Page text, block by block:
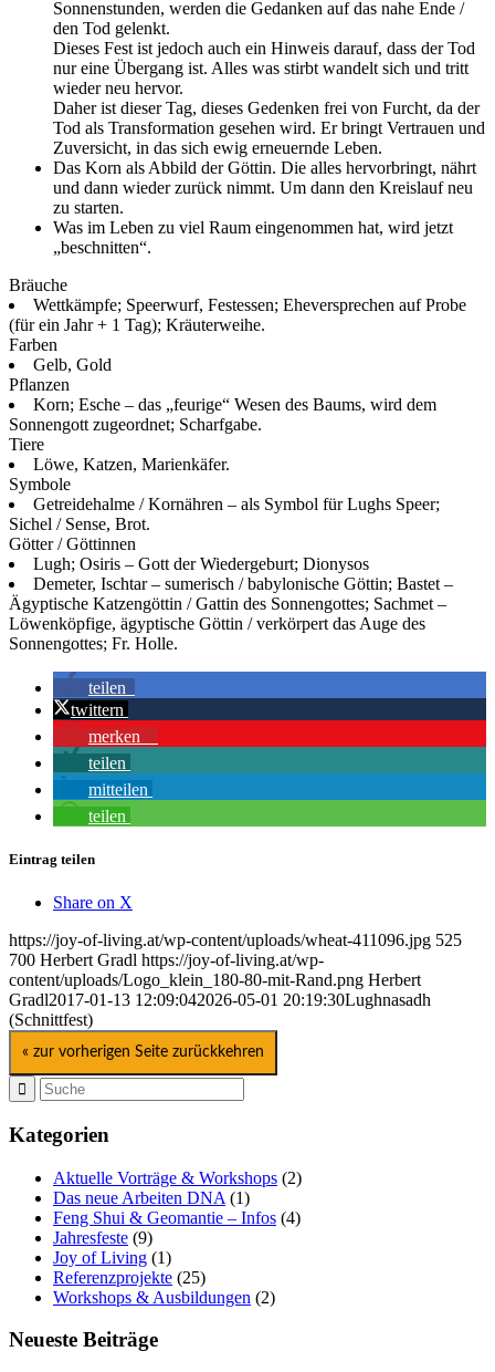
Sonnenstunden, werden die Gedanken auf das nahe Ende /
den Tod gelenkt.
Dieses Fest ist jedoch auch ein Hinweis darauf, dass der Tod
nur eine Übergang ist. Alles was stirbt wandelt sich und tritt
wieder neu hervor.
Daher ist dieser Tag, dieses Gedenken frei von Furcht, da der
Tod als Transformation gesehen wird. Er bringt Vertrauen und
Zuversicht, in das sich ewig erneuernde Leben.
Das Korn als Abbild der Göttin. Die alles hervorbringt, nährt
und dann wieder zurück nimmt. Um dann den Kreislauf neu
zu starten.
Was im Leben zu viel Raum eingenommen hat, wird jetzt
„beschnitten“.
Bräuche
Wettkämpfe; Speerwurf, Festessen; Eheversprechen auf Probe
(für ein Jahr + 1 Tag); Kräuterweihe.
Farben
Gelb, Gold
Pflanzen
Korn; Esche – das „feurige“ Wesen des Baums, wird dem
Sonnengott zugeordnet; Scharfgabe.
Tiere
Löwe, Katzen, Marienkäfer.
Symbole
Getreidehalme / Kornähren – als Symbol für Lughs Speer;
Sichel / Sense, Brot.
Götter / Göttinnen
Lugh; Osiris – Gott der Wiedergeburt; Dionysos
Demeter, Ischtar – sumerisch / babylonische Göttin; Bastet –
Ägyptische Katzengöttin / Gattin des Sonnengottes; Sachmet –
Löwenköpfige, ägyptische Göttin / verkörpert das Auge des
Sonnengottes; Fr. Holle.
teilen
twittern
merken
teilen
mitteilen
teilen
Eintrag teilen
Share on X
https://joy-of-living.at/wp-content/uploads/wheat-411096.jpg 525
700 Herbert Gradl https://joy-of-living.at/wp-
content/uploads/Logo_klein_180-80-mit-Rand.png Herbert
Gradl2017-01-13 12:09:042026-05-01 20:19:30Lughnasadh
(Schnittfest)
« zur vorherigen Seite zurückkehren
Kategorien
Aktuelle Vorträge & Workshops (2)
Das neue Arbeiten DNA (1)
Feng Shui & Geomantie – Infos (4)
Jahresfeste (9)
Joy of Living (1)
Referenzprojekte (25)
Workshops & Ausbildungen (2)
Neueste Beiträge